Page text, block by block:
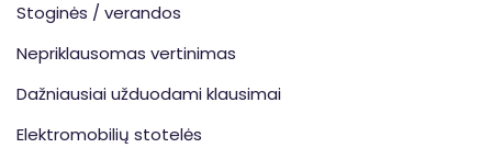
Stoginės / verandos
Nepriklausomas vertinimas
Dažniausiai užduodami klausimai
Elektromobilių stotelės